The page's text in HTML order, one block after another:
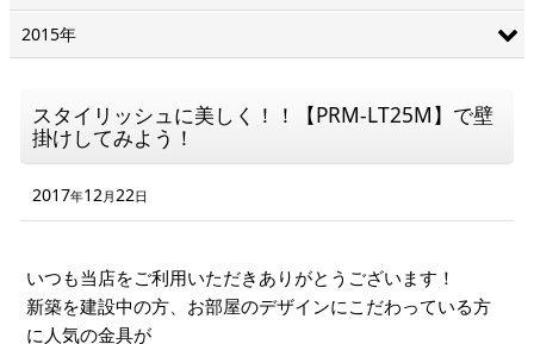
スタイリッシュに美しく！！【PRM-LT25M】で壁
掛けしてみよう！
2017年12月22日
いつも当店をご利用いただきありがとうございます！
新築を建設中の方、お部屋のデザインにこだわっている方
に人気の金具が
2015年